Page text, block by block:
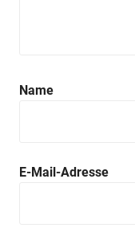
Name
E-Mail-Adresse